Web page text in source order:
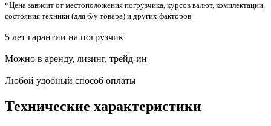
*Цена зависит от местоположения погрузчика, курсов валют, комплектации,
состояния техники (для б/у товара) и других факторов
5 лет гарантии на погрузчик
Можно в аренду, лизинг, трейд-ин
Любой удобный способ оплаты
Технические характеристики